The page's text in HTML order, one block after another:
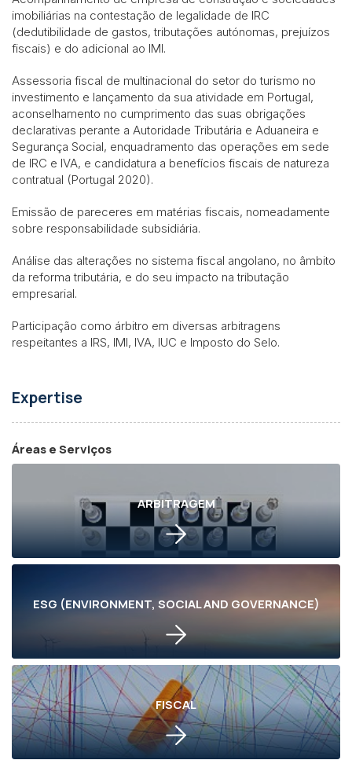
imobiliárias na contestação de legalidade de IRC
(dedutibilidade de gastos, tributações autónomas, prejuízos
fiscais) e do adicional ao IMI.
Assessoria fiscal de multinacional do setor do turismo no
investimento e lançamento da sua atividade em Portugal,
aconselhamento no cumprimento das suas obrigações
declarativas perante a Autoridade Tributária e Aduaneira e
Segurança Social, enquadramento das operações em sede
de IRC e IVA, e candidatura a benefícios fiscais de natureza
contratual (Portugal 2020).
Emissão de pareceres em matérias fiscais, nomeadamente
sobre responsabilidade subsidiária.
Análise das alterações no sistema fiscal angolano, no âmbito
da reforma tributária, e do seu impacto na tributação
empresarial.
Participação como árbitro em diversas arbitragens
respeitantes a IRS, IMI, IVA, IUC e Imposto do Selo.
Expertise
Áreas e Serviços
ARBITRAGEM
ESG (ENVIRONMENT, SOCIAL AND GOVERNANCE)
FISCAL